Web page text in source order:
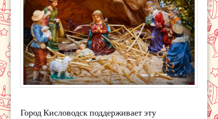
Город Кисловодск поддерживает эту